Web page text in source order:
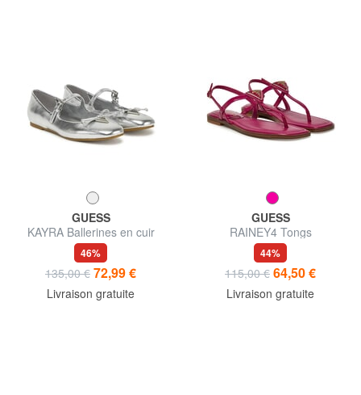
GUESS
KAYRA Ballerines en cuir
46%
135,00 € 72,99 €
Livraison gratuite
GUESS
RAINEY4 Tongs
44%
115,00 € 64,50 €
Livraison gratuite